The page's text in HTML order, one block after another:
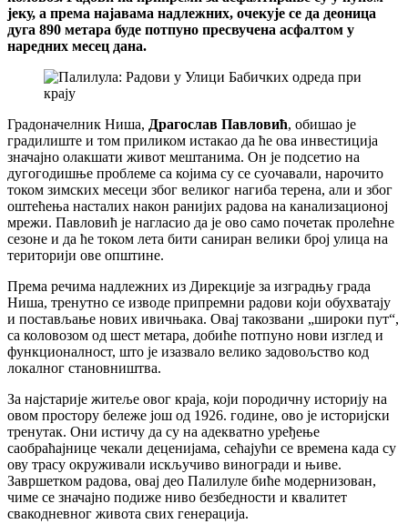
јеку, а према најавама надлежних, очекује се да деоница
дуга 890 метара буде потпуно пресвучена асфалтом у
наредних месец дана.
Градоначелник Ниша, Драгослав Павловић, обишао је
градилиште и том приликом истакао да ће ова инвестиција
значајно олакшати живот мештанима. Он је подсетио на
дугогодишње проблеме са којима су се суочавали, нарочито
током зимских месеци због великог нагиба терена, али и због
оштећења насталих након ранијих радова на канализационој
мрежи. Павловић је нагласио да је ово само почетак пролећне
сезоне и да ће током лета бити саниран велики број улица на
територији ове општине.
Према речима надлежних из Дирекције за изградњу града
Ниша, тренутно се изводе припремни радови који обухватају
и постављање нових ивичњака. Овај такозвани „широки пут“,
са коловозом од шест метара, добиће потпуно нови изглед и
функционалност, што је изазвало велико задовољство код
локалног становништва.
За најстарије житеље овог краја, који породичну историју на
овом простору бележе још од 1926. године, ово је историјски
тренутак. Они истичу да су на адекватно уређење
саобраћајнице чекали деценијама, сећајући се времена када су
ову трасу окруживали искључиво виногради и њиве.
Завршетком радова, овај део Палилуле биће модернизован,
чиме се значајно подиже ниво безбедности и квалитет
свакодневног живота свих генерација.